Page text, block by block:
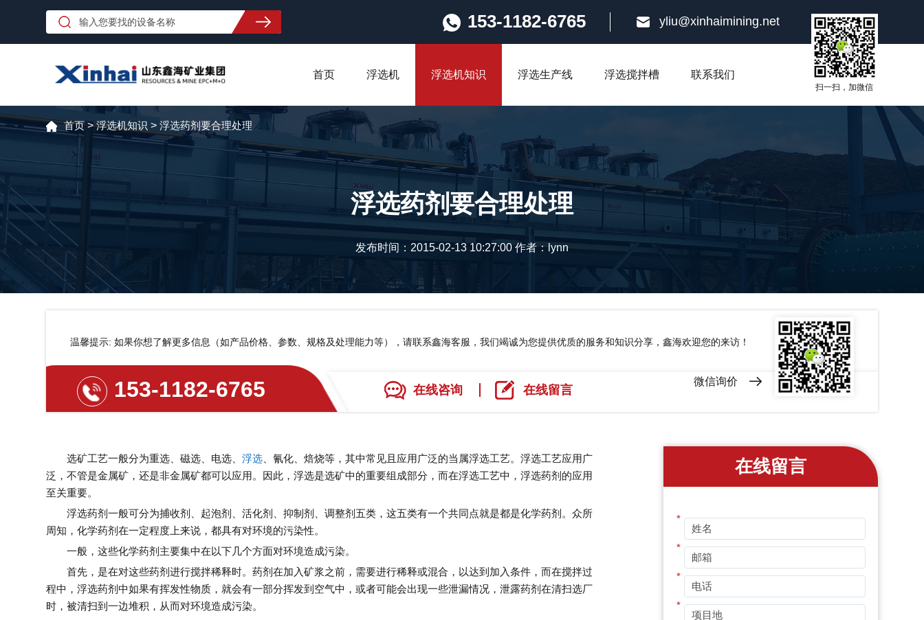
153-1182-6765 yliu@xinhaimining.net
扫一扫，加微信
首页 浮选机 浮选机知识 浮选生产线 浮选搅拌槽 联系我们
首页>浮选机知识 >浮选药剂要合理处理
浮选药剂要合理处理
发布时间：2015-02-13 10:27:00 作者：lynn
温馨提示: 如果你想了解更多信息（如产品价格、参数、规格及处理能力等），请联系鑫海客服，我们竭诚为您提供优质的服务和知识分享，鑫海欢迎您的来访！
153-1182-6765 在线咨询 在线留言
微信询价
选矿工艺一般分为重选、磁选、电选、浮选 、氰化、焙烧等，其中常见且应用广泛的当属浮选工艺。浮选工艺应用广
泛，不管是金属矿，还是非金属矿都可以应用。因此，浮选是选矿中的重要组成部分，而在浮选工艺中，浮选药剂的应用
至关重要。
浮选药剂一般可分为捕收剂、起泡剂、活化剂、抑制剂、调整剂五类，这五类有一个共同点就是都是化学药剂。众所
周知，化学药剂在一定程度上来说，都具有对环境的污染性。
一般，这些化学药剂主要集中在以下几个方面对环境造成污染。
首先，是在对这些药剂进行搅拌稀释时。药剂在加入矿浆之前，需要进行稀释或混合，以达到加入条件，而在搅拌过
程中，浮选药剂中如果有挥发性物质，就会有一部分挥发到空气中，或者可能会出现一些泄漏情况，泄露药剂在清扫选厂
时，被清扫到一边堆积，从而对环境造成污染。
在线留言
*
*
*
*